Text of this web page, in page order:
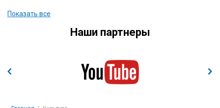
ЭТО ИНТЕРЕСНО
Показать все
Наши партнеры